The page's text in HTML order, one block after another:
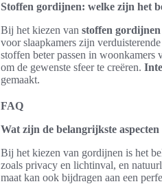
Stoffen gordijnen: welke zijn het
Bij het kiezen van stoffen gordijnen
voor slaapkamers zijn
stoffen beter passen in
om de gewenste sfeer te creëren.
gemaakt.
FAQ
Wat zijn de belangrijkste
Bij het kiezen van gordijnen is het
zoals privacy en lichtinval, en
maat kan ook bijdragen aan een